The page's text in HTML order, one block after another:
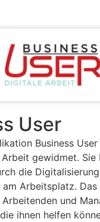
User
Business
gewidmet. Sie
die
am Arbeitsplatz. Das
und
ihnen helfen